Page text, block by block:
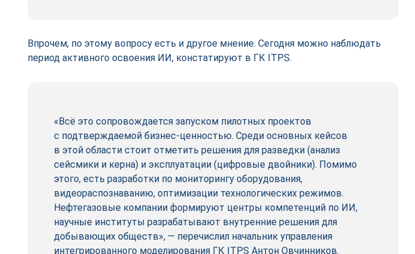
Впрочем, по этому вопросу есть и другое мнение. Сегодня можно наблюдать
период активного освоения ИИ, констатируют в ГК ITPS.
«Всё это сопровождается запуском пилотных проектов
с подтверждаемой бизнес-­ценностью. Среди основных кейсов
в этой области стоит отметить решения для разведки (анализ
сейсмики и керна) и эксплуатации (цифровые двой­ники). Помимо
этого, есть разработки по мониторингу оборудования,
видеораспознаванию, оптимизации технологических режимов.
Нефтегазовые компании формируют центры компетенций по ИИ,
научные институты разрабатывают внутренние решения для
добывающих обществ», ― перечислил начальник управления
интегрированного моделирования ГК ITPS Антон Овчинников.